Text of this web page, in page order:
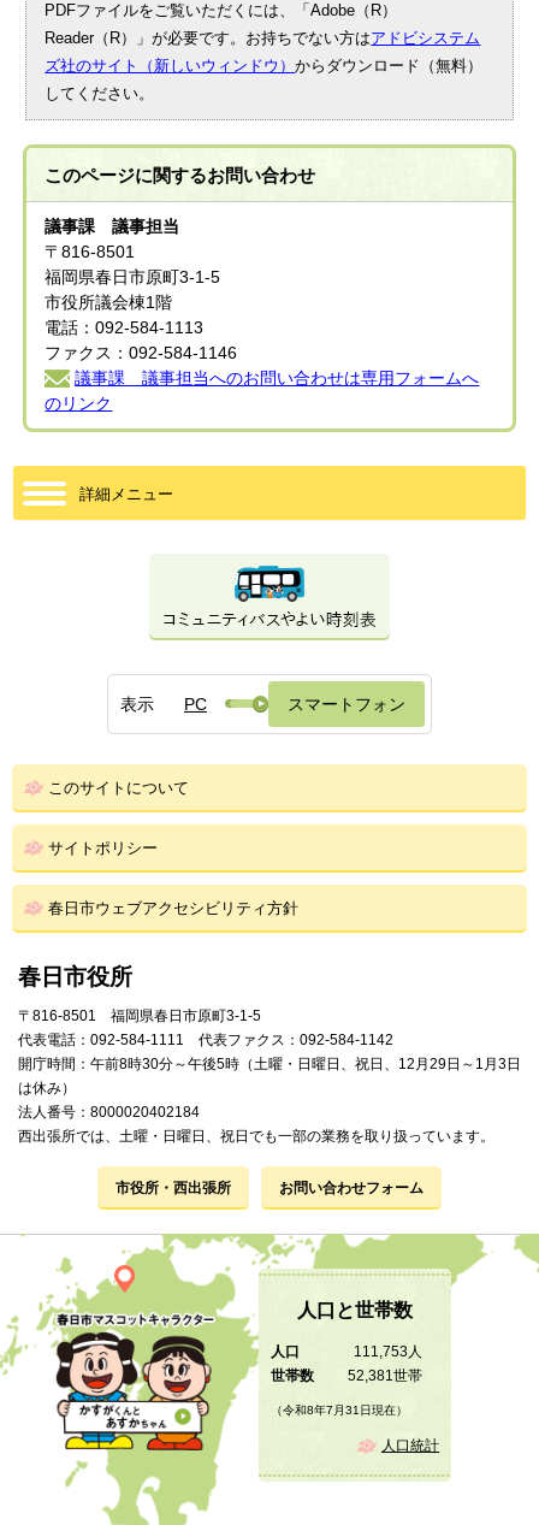
PDFファイルをご覧いただくには、「Adobe（R）
Reader（R）」が必要です。お持ちでない方はアドビシステム
ズ社のサイト（新しいウィンドウ）からダウンロード（無料）
してください。
このページに関するお問い合わせ
議事課 議事担当
〒816-8501
福岡県春日市原町3-1-5
市役所議会棟1階
電話：092-584-1113
ファクス：092-584-1146
議事課 議事担当へのお問い合わせは専用フォームへ
のリンク
詳細メニュー
表示 PC スマートフォン
このサイトについて
サイトポリシー
春日市ウェブアクセシビリティ方針
春日市役所
〒816-8501 福岡県春日市原町3-1-5
代表電話：092-584-1111 代表ファクス：092-584-1142
開庁時間：午前8時30分～午後5時（土曜・日曜日、祝日、12月29日～1月3日
は休み）
法人番号：8000020402184
西出張所では、土曜・日曜日、祝日でも一部の業務を取り扱っています。
市役所・西出張所 お問い合わせフォーム
人口と世帯数
人口
111,753人
世帯数
52,381世帯
（令和8年7月31日現在）
人口統計